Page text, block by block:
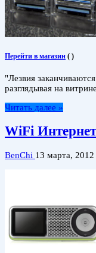
Перейти в магазин ( )
"Лезвия
разглядывая на
Читать далее »
WiFi
BenChi 13 марта, 2012